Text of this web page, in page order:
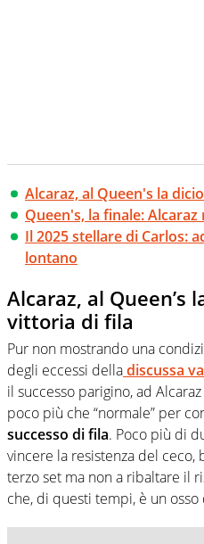
Alcaraz, al Queen's la
Queen's, la finale:
Il 2025 stellare di Carlos:
lontano
Alcaraz, al Queen’s
vittoria di fila
Pur non mostrando una
degli eccessi delladiscussa
il successo parigino, ad
poco più che “normale” per
successo di fila. Poco più di
vincere la resistenza del ceco,
terzo set ma non a ribaltare il
che, di questi tempi, è un